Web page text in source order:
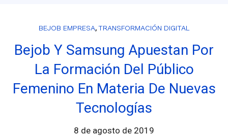
BEJOB EMPRESA, TRANSFORMACIÓN DIGITAL
Bejob Y Samsung Apuestan Por
La Formación Del Público
Femenino En Materia De Nuevas
Tecnologías
8 de agosto de 2019